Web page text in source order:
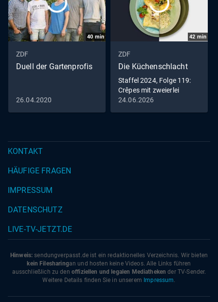
40 min
ZDF
Duell der Gartenprofis
26.04.2020
42 min
ZDF
Die Küchenschlacht
Staffel 2024, Folge 119:
Crêpes mit zweierlei
Füllung vs. Zitrus-
24.06.2026
KONTAKT
HÄUFIGE FRAGEN
IMPRESSUM
DATENSCHUTZ
LIVE-TV-JETZT.DE
Hinweis: sendungverpasst.de ist ein redaktionelles Verzeichnis. Wir bieten
kein Filesharingan und hosten keine Videos. Alle Links führen
ausschließlich zu den offiziellen und legalen Mediatheken der TV-Sender.
Weitere Details finden Sie in unserem Impressum.